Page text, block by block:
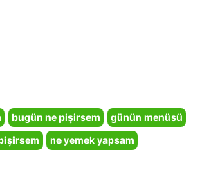
bugün ne pişirsem
günün menüsü
ne yemek yapsam